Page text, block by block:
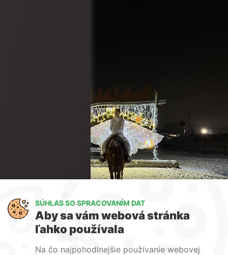
SÚHLAS SO SPRACOVANÍM DAT
Aby sa vám webová stránka
ľahko používala
Na čo najpohodlnejšie používanie webovej